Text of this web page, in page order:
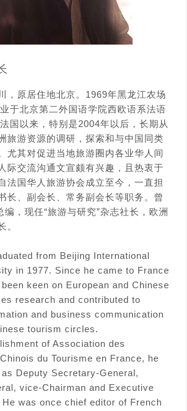
，原居住地北京。1969年黑龙江农场
于北京第二外国语学院西欧语系法语
国以来，特别是2004年以后，长期从
旅游资源的调研，探索和与中国同类
尤其对促进当地旅游圈内各业华人间
际交流沟通文宣颇有兴趣，且热衷于
法国华人旅游协会成立至今，一直担
长、副会长、常务副会长等职务。曾
编，现任“旅游与研究”杂志社长，欧洲
。
from Beijing International
in 1977. Since he came to France
keen on European and Chinese
research and contributed to
and business communication
tourism circles.
of Association des
du Tourisme en France, he
Deputy Secretary-General,
vice-Chairman and Executive
was once chief editor of French